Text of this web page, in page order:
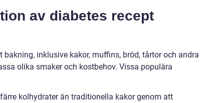
av diabetes recept
inklusive kakor, muffins, bröd, tårtor och andra
olika smaker och kostbehov. Vissa populära
kolhydrater än traditionella kakor genom att